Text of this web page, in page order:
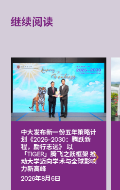
继续阅读
中大发布新一份五年策略计
划《2026‒2030：腾跃新
程，励行志远》 以
「TIGER」腾飞之跃框架 推
动大学迈向学术与全球影响
力新高峰
2026年8月6日